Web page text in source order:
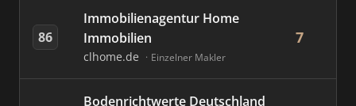
86
Immobilienagentur Home
Immobilien
clhome.de Einzelner Makler
7
Bodenrichtwerte Deutschland